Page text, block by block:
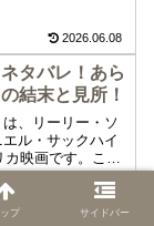
2026.06.08
タバレ！あら
結末と見所！
、リーリー・ソ
ル・サックハイ
映画です。この
ネタバレ、あら
末、見所について
で両親を亡くし引
ップ サイドバー